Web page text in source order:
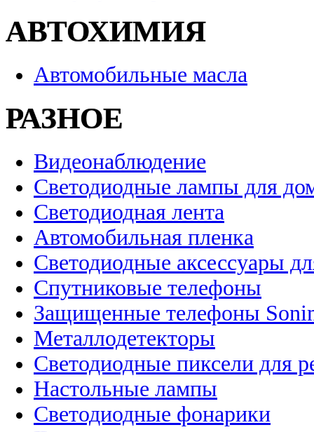
АВТОХИМИЯ
Автомобильные масла
РАЗНОЕ
Видеонаблюдение
Светодиодные лампы для
Светодиодная лента
Автомобильная пленка
Светодиодные аксессуары
Спутниковые телефоны
Защищенные телефоны
Металлодетекторы
Светодиодные пиксели для
Настольные лампы
Светодиодные фонарики